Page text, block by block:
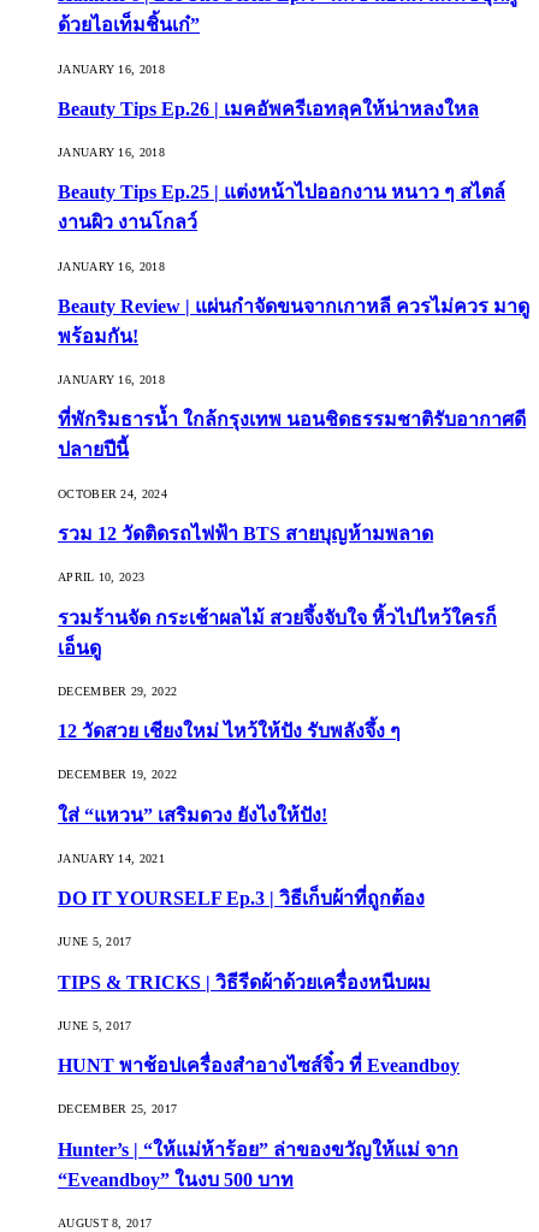
ด้วยไอเท็มชิ้นเก๋”
JANUARY 16, 2018
Beauty Tips Ep.26 | เมคอัพครีเอทลุคให้น่าหลงใหล
JANUARY 16, 2018
Beauty Tips Ep.25 | แต่งหน้าไปออกงาน หนาว ๆ สไตล์
งานผิว งานโกลว์
JANUARY 16, 2018
Beauty Review | แผ่นกำจัดขนจากเกาหลี ควรไม่ควร มาดู
พร้อมกัน!
JANUARY 16, 2018
ที่พักริมธารน้ำ ใกล้กรุงเทพ นอนชิดธรรมชาติรับอากาศดี
ปลายปีนี้
OCTOBER 24, 2024
รวม 12 วัดติดรถไฟฟ้า BTS สายบุญห้ามพลาด
APRIL 10, 2023
รวมร้านจัด กระเช้าผลไม้ สวยจึ้งจับใจ หิ้วไปไหว้ใครก็
เอ็นดู
DECEMBER 29, 2022
12 วัดสวย เชียงใหม่ ไหว้ให้ปัง รับพลังจึ้ง ๆ
DECEMBER 19, 2022
ใส่ “แหวน” เสริมดวง ยังไงให้ปัง!
JANUARY 14, 2021
DO IT YOURSELF Ep.3 | วิธีเก็บผ้าที่ถูกต้อง
JUNE 5, 2017
TIPS & TRICKS | วิธีรีดผ้าด้วยเครื่องหนีบผม
JUNE 5, 2017
HUNT พาช้อปเครื่องสำอางไซส์จิ๋ว ที่ Eveandboy
DECEMBER 25, 2017
Hunter’s | “ให้แม่ห้าร้อย” ล่าของขวัญให้แม่ จาก
“Eveandboy” ในงบ 500 บาท
AUGUST 8, 2017